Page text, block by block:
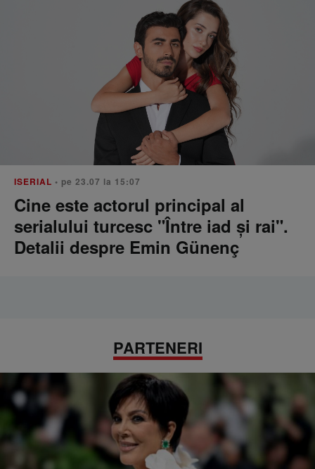
ISERIAL • pe 23.07 la 15:07
Cine este actorul principal al
serialului turcesc "Între iad și rai".
Detalii despre Emin Günenç
PARTENERI